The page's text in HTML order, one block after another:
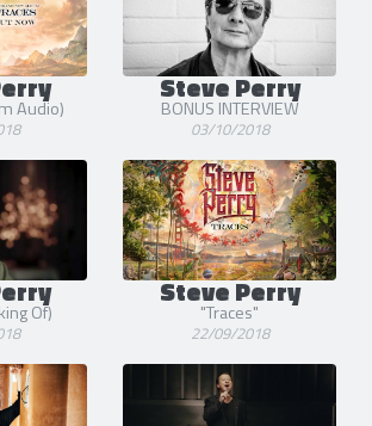
Audio)
Steve Perry
BONUS INTERVIEW
03/10/2018
Of)
Steve Perry
"Traces"
22/09/2018